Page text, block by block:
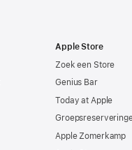
Apple Store
Zoek een Store
Genius Bar
Today at Apple
Apple Zomerkamp